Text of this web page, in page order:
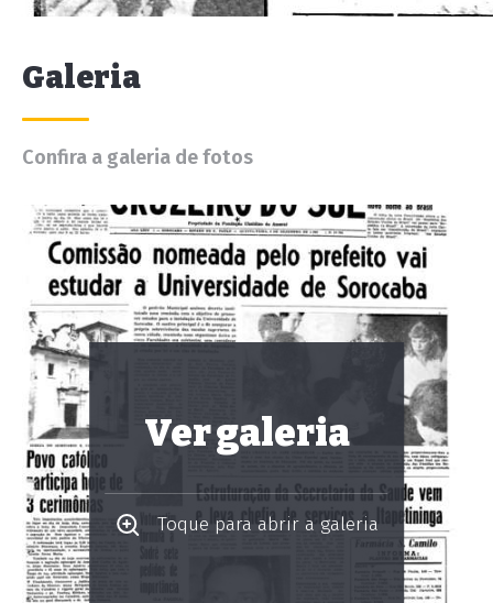
Galeria
Confira a galeria de fotos
Ver galeria
Toque para abrir a galeria